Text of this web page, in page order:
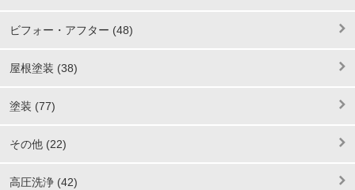
ビフォー・アフター (48)
屋根塗装 (38)
塗装 (77)
その他 (22)
高圧洗浄 (42)